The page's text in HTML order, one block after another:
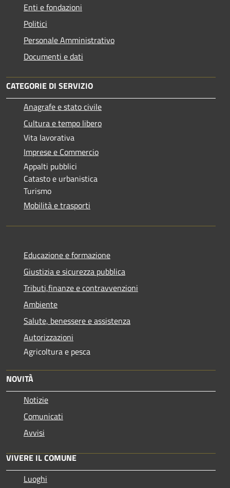
Enti e fondazioni
Politici
Personale Amministrativo
Documenti e dati
CATEGORIE DI SERVIZIO
Anagrafe e stato civile
Cultura e tempo libero
Vita lavorativa
Imprese e Commercio
Appalti pubblici
Catasto e urbanistica
Turismo
Mobilità e trasporti
Educazione e formazione
Giustizia e sicurezza pubblica
Tributi,finanze e contravvenzioni
Ambiente
Salute, benessere e assistenza
Autorizzazioni
Agricoltura e pesca
NOVITÀ
Notizie
Comunicati
Avvisi
VIVERE IL COMUNE
Luoghi